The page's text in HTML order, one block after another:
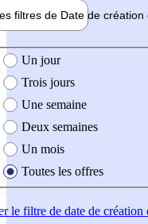
filtres de Date de création
création de l'offre
Un jour
Trois jours
Une semaine
Deux semaines
Un mois
Toutes les offres
le filtre de date de création